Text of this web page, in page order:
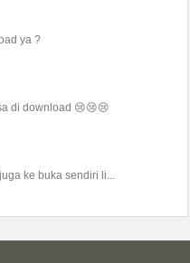
ya ?
di download 😢😢😢
ke buka sendiri li...